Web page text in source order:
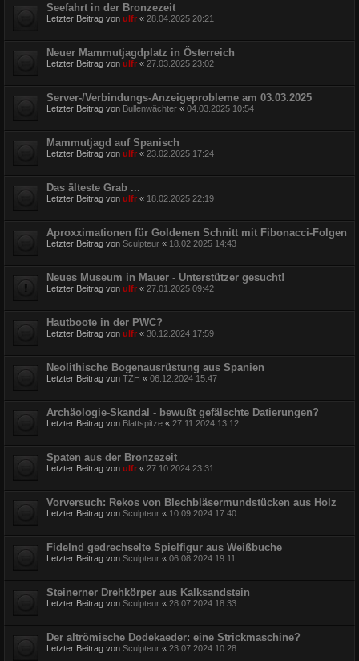
Seefahrt in der Bronzezeit
Letzter Beitrag von ulfr « 28.04.2025 20:21
Neuer Mammutjagdplatz in Österreich
Letzter Beitrag von ulfr « 27.03.2025 23:02
Server-/Verbindungs-Anzeigeprobleme am 03.03.2025
Letzter Beitrag von Bullenwächter « 04.03.2025 10:54
Mammutjagd auf Spanisch
Letzter Beitrag von ulfr « 23.02.2025 17:24
Das älteste Grab ...
Letzter Beitrag von ulfr « 18.02.2025 22:19
Aproxximationen für Goldenen Schnitt mit Fibonacci-Folgen
Letzter Beitrag von Sculpteur « 18.02.2025 14:43
Neues Museum in Mauer - Unterstützer gesucht!
Letzter Beitrag von ulfr « 27.01.2025 09:42
Hautboote in der PWC?
Letzter Beitrag von ulfr « 30.12.2024 17:59
Neolithische Bogenausrüstung aus Spanien
Letzter Beitrag von TZH « 06.12.2024 15:47
Archäologie-Skandal - bewußt gefälschte Datierungen?
Letzter Beitrag von Blattspitze « 27.11.2024 13:12
Spaten aus der Bronzezeit
Letzter Beitrag von ulfr « 27.10.2024 23:31
Vorversuch: Rekos von Blechbläsermundstücken aus Holz
Letzter Beitrag von Sculpteur « 10.09.2024 17:40
Fidelnd gedrechselte Spielfigur aus Weißbuche
Letzter Beitrag von Sculpteur « 06.08.2024 19:11
Steinerner Drehkörper aus Kalksandstein
Letzter Beitrag von Sculpteur « 28.07.2024 18:33
Der altrömische Dodekaeder: eine Strickmaschine?
Letzter Beitrag von Sculpteur « 23.07.2024 10:28